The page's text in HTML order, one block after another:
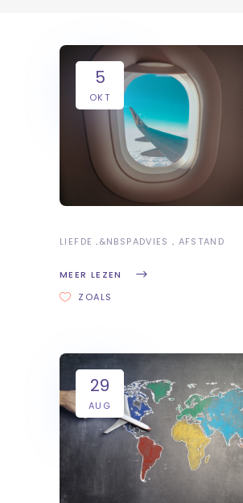
5
OKT
LIEFDE &NBSPADVIES AFSTAND
MEER LEZEN
ZOALS
29
AUG